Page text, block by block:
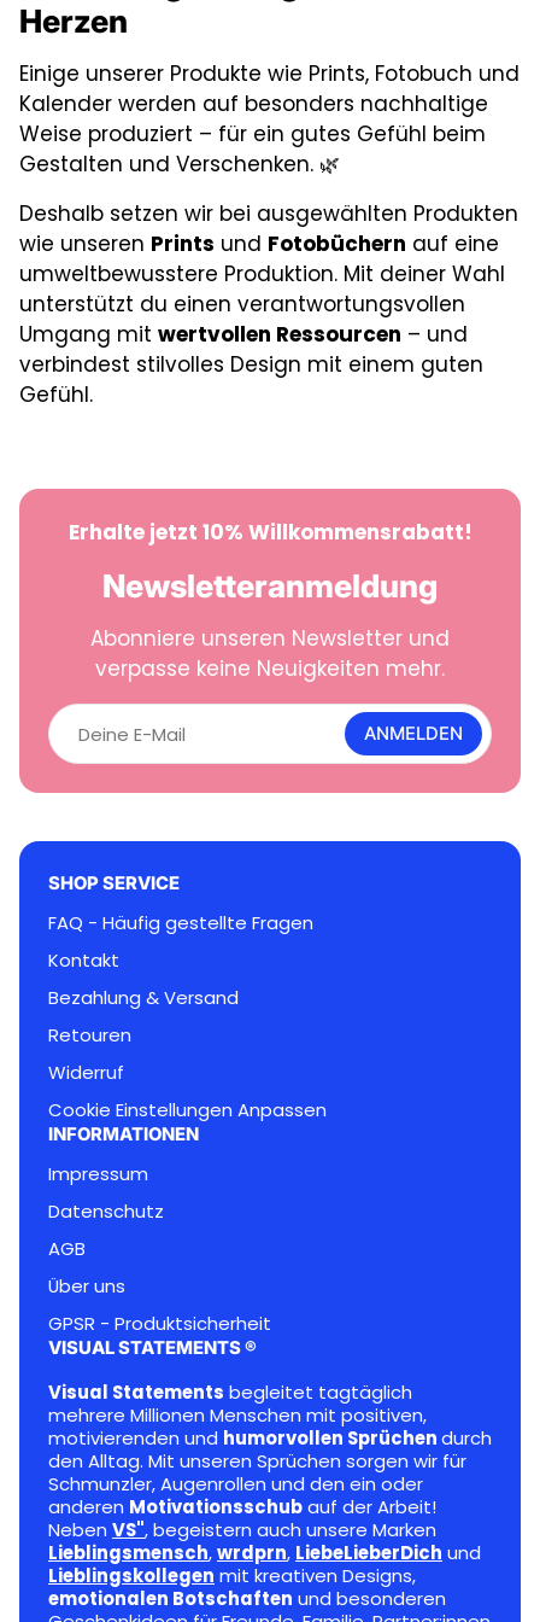
Hol dir dieses inspirierende Karten-Set und
Alltag oder den deiner Liebsten!
Herzen
Einige unserer Produkte wie Prints, Fotobuch und
Kalender werden auf besonders nachhaltige
Weise produziert – für ein gutes Gefühl beim
Gestalten und Verschenken. 🌿
Deshalb setzen wir bei ausgewählten Produkten
wie unseren Prints und Fotobüchern auf eine
umweltbewusstere Produktion. Mit deiner Wahl
unterstützt du einen verantwortungsvollen
Umgang mit wertvollen Ressourcen – und
verbindest stilvolles Design mit einem guten
Gefühl.
Erhalte jetzt 10% Willkommensrabatt!
Newsletteranmeldung
Abonniere unseren Newsletter und
verpasse keine Neuigkeiten mehr.
D
i
-
i
ANMELDEN
SHOP SERVICE
FAQ - Häufig gestellte Fragen
Kontakt
Bezahlung & Versand
Retouren
Widerruf
Cookie Einstellungen Anpassen
INFORMATIONEN
Impressum
Datenschutz
AGB
Über uns
GPSR - Produktsicherheit
VISUAL STATEMENTS ®
Visual Statements begleitet tagtäglich
mehrere Millionen Menschen mit positiven,
motivierenden und humorvollen Sprüchendurch
den Alltag. Mit unseren Sprüchen sorgen wir für
Schmunzler, Augenrollen und den ein oder
anderen Motivationsschubauf der Arbeit!
Neben VS", begeistern auch unsere Marken
Lieblingsmensch,wrdprn, LiebeLieberDich und
Lieblingskollegen mit kreativen Designs,
emotionalen Botschaften und besonderen